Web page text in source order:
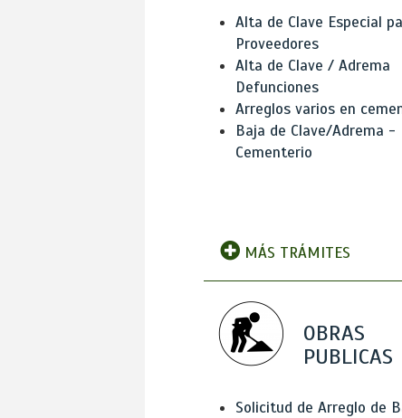
Alta de Clave Especial
Proveedores
Alta de Clave / Adrema
Defunciones
Arreglos varios en
Baja de Clave/Adrema -
Cementerio
MÁS TRÁMITES
OBRAS
PUBLICAS
Solicitud de Arreglo de